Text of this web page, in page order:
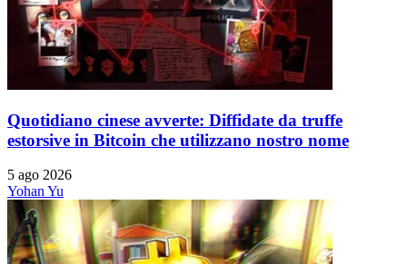
Quotidiano cinese avverte: Diffidate da truffe
estorsive in Bitcoin che utilizzano nostro nome
5 ago 2026
Yohan Yu